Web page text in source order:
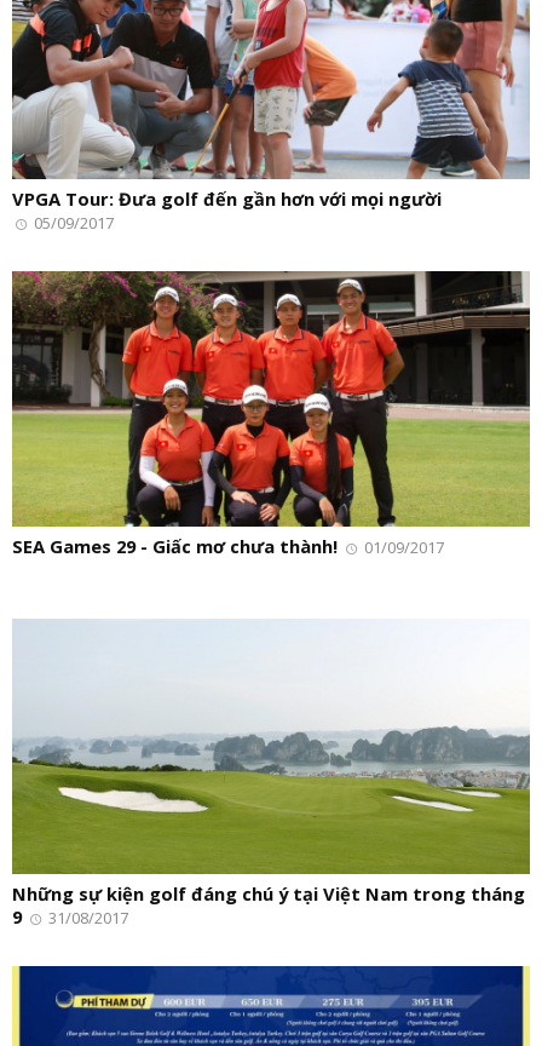
VPGA Tour: Đưa golf đến gần hơn với mọi người
05/09/2017
SEA Games 29 - Giấc mơ chưa thành! 01/09/2017
Những sự kiện golf đáng chú ý tại Việt Nam trong tháng
9
31/08/2017